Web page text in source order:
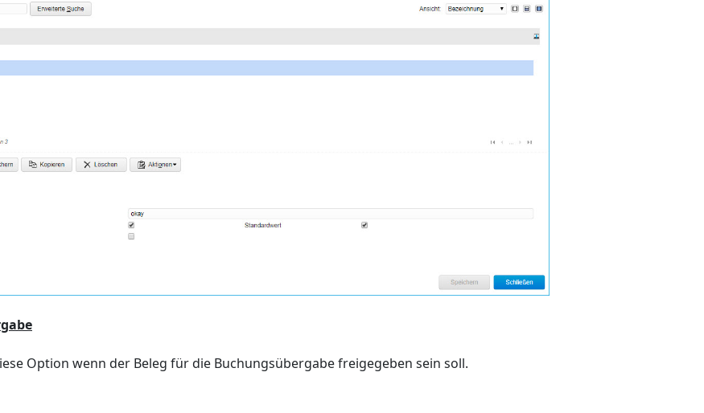
Option wenn der Beleg für die Buchungsübergabe freigegeben sein soll.